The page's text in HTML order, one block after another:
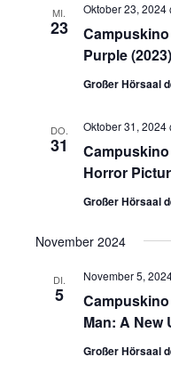
MI.
23
Purple
Oktober 23, 2024
Großer Hörsaal
DO.
31
Horror
Oktober 31, 2024
Großer Hörsaal
November 2024
DI.
5
Man: A New
November 5,
Großer Hörsaal